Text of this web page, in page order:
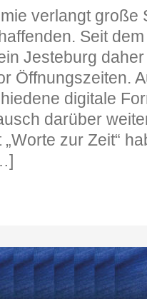
verlangt große
Seit
Jesteburg
Öffnungszeiten.
digitale
darüber
zur Zeit“